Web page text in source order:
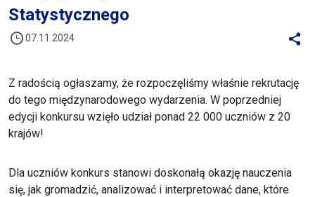
Statystycznego
07.11.2024
Z radością ogłaszamy, że rozpoczęliśmy właśnie rekrutację
do tego międzynarodowego wydarzenia. W poprzedniej
edycji konkursu wzięło udział ponad 22 000 uczniów z 20
krajów!
Dla uczniów konkurs stanowi doskonałą okazję nauczenia
się, jak gromadzić, analizować i interpretować dane, które